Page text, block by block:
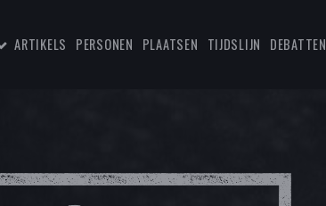
ARTIKELS PERSONEN PLAATSEN TIJDSLIJN DEBATTEN